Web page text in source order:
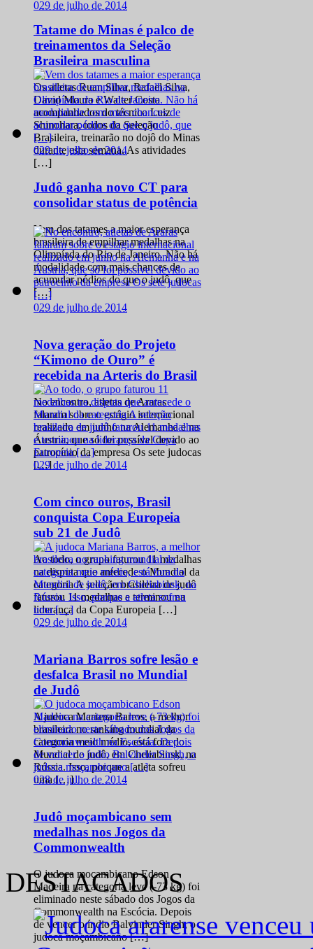
029 de julho de 2014
Tatame do Minas é palco de
treinamentos da Seleção
Brasileira masculina
Os atletas Ruan Silva, Rafael Silva,
David Moura e Walter Costa
acompanhados do técnico Luiz
Shinohara, todos da Seleção
Brasileira, treinarão no dojô do Minas
durante esta semana. As atividades
[…]
029 de julho de 2014
Judô ganha novo CT para
consolidar status de potência
Vem dos tatames a maior esperança
brasileira de empilhar medalhas na
Olimpíada do Rio de Janeiro. Não há
modalidade com mais chances de
acumular pódios do que o judô, que
[…]
029 de julho de 2014
Nova geração do Projeto
“Kimono de Ouro” é
recebida na Arteris do Brasil
No encontro, atletas de Araras
falaram sobre o estágio internacional
realizado em junho na Alemanha e na
Áustria, que só foi possível devido ao
patrocínio da empresa Os sete judocas
[…]
029 de julho de 2014
Com cinco ouros, Brasil
conquista Copa Europeia
sub 21 de Judô
Ao todo, o grupo faturou 11 medalhas
na disputa que antecede o Mundial da
categoria A seleção brasileira de judô
faturou 11 medalhas e terminou na
liderança da Copa Europeia […]
029 de julho de 2014
Mariana Barros sofre lesão e
desfalca Brasil no Mundial
de Judô
A judoca Mariana Barros, a melhor
brasileira no ranking mundial da
categoria meio médio, está fora do
Mundial de judô, em Cheliabinsk, na
Rússia. Isso, porque a atleta sofreu
uma […]
028 de julho de 2014
Judô moçambicano sem
medalhas nos Jogos da
Commonwealth
O judoca moçambicano Edson
Madeira na categoria leve (-73 kg) foi
eliminado neste sábado dos Jogos da
Commonwealth na Escócia. Depois
de vencer o índio Balvinder Singh, o
judoca moçambicano […]
DESTACADOS